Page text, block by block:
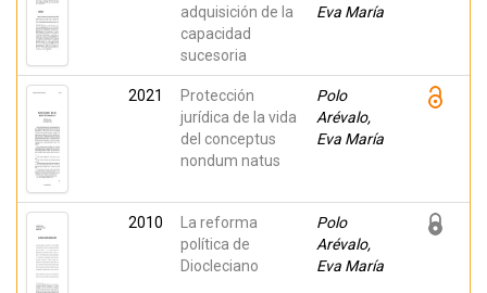
adquisición de la
capacidad
sucesoria
Eva María
2021
Protección
jurídica de la vida
del conceptus
nondum natus
Polo
Arévalo,
Eva María
2010
La reforma
política de
Diocleciano
Polo
Arévalo,
Eva María